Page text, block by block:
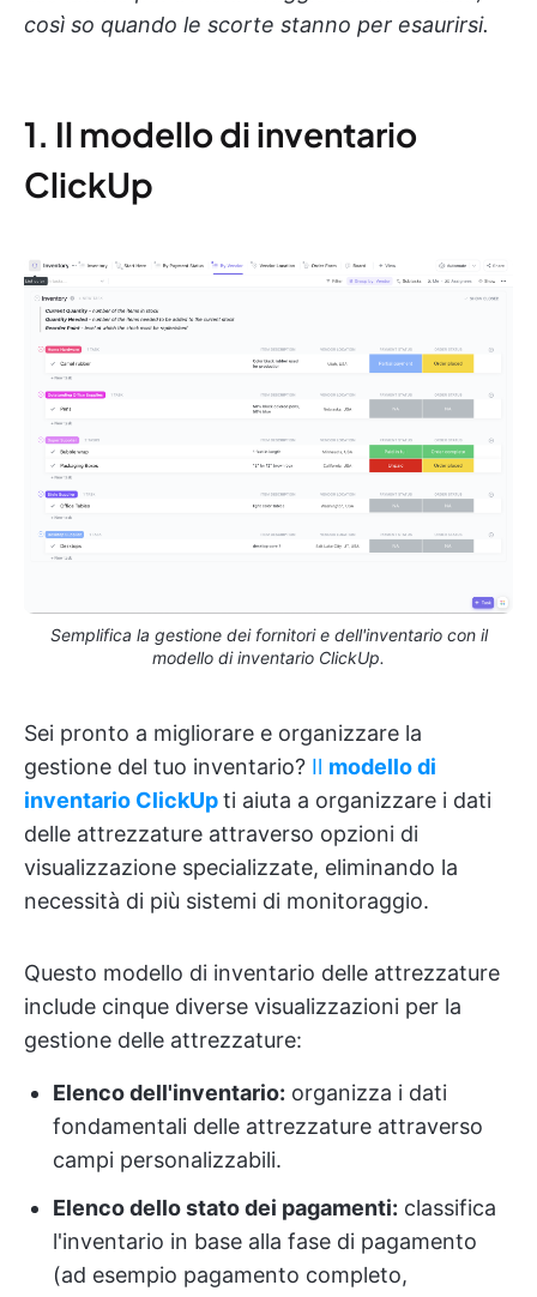
così so quando le scorte stanno per esaurirsi.
1. Il modello di inventario
ClickUp
Semplifica la gestione dei fornitori e dell'inventario con il
modello di inventario ClickUp.
Sei pronto a migliorare e organizzare la
gestione del tuo inventario? Il modello di
inventario ClickUpti aiuta a organizzare i dati
delle attrezzature attraverso opzioni di
visualizzazione specializzate, eliminando la
necessità di più sistemi di monitoraggio.
Questo modello di inventario delle attrezzature
include cinque diverse visualizzazioni per la
gestione delle attrezzature:
Elenco dell'inventario: organizza i dati
fondamentali delle attrezzature attraverso
campi personalizzabili.
Elenco dello stato dei pagamenti: classifica
l'inventario in base alla fase di pagamento
(ad esempio pagamento completo,